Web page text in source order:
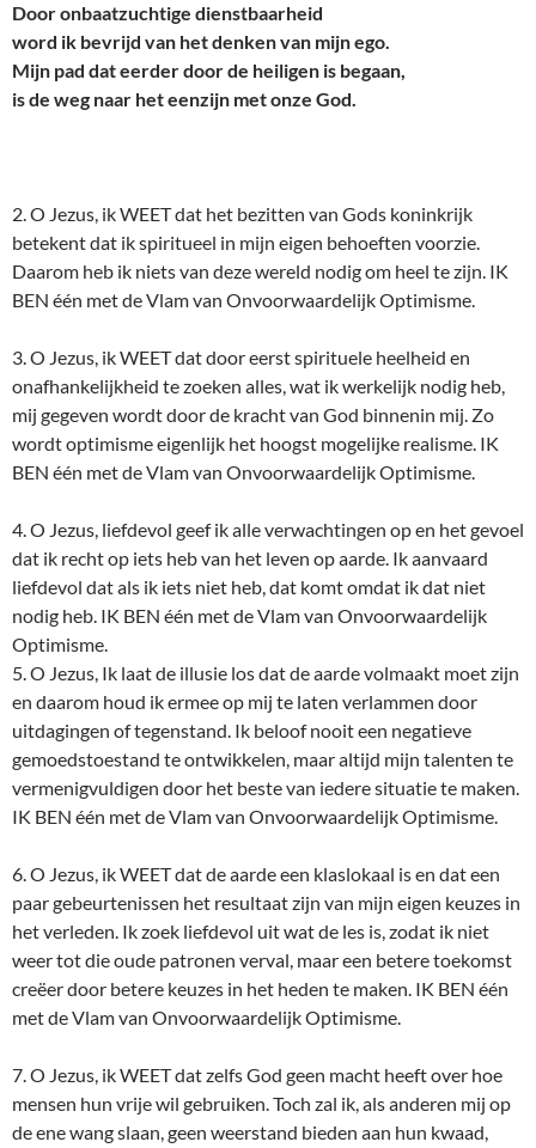
Door onbaatzuchtige dienstbaarheid
word ik bevrijd van het denken van mijn ego.
Mijn pad dat eerder door de heiligen is begaan,
is de weg naar het eenzijn met onze God.
2. O Jezus, ik WEET dat het bezitten van Gods koninkrijk
betekent dat ik spiritueel in mijn eigen behoeften voorzie.
Daarom heb ik niets van deze wereld nodig om heel te zijn. IK
BEN één met de Vlam van Onvoorwaardelijk Optimisme.
3. O Jezus, ik WEET dat door eerst spirituele heelheid en
onafhankelijkheid te zoeken alles, wat ik werkelijk nodig heb,
mij gegeven wordt door de kracht van God binnenin mij. Zo
wordt optimisme eigenlijk het hoogst mogelijke realisme. IK
BEN één met de Vlam van Onvoorwaardelijk Optimisme.
4. O Jezus, liefdevol geef ik alle verwachtingen op en het gevoel
dat ik recht op iets heb van het leven op aarde. Ik aanvaard
liefdevol dat als ik iets niet heb, dat komt omdat ik dat niet
nodig heb. IK BEN één met de Vlam van Onvoorwaardelijk
Optimisme.
5. O Jezus, Ik laat de illusie los dat de aarde volmaakt moet zijn
en daarom houd ik ermee op mij te laten verlammen door
uitdagingen of tegenstand. Ik beloof nooit een negatieve
gemoedstoestand te ontwikkelen, maar altijd mijn talenten te
vermenigvuldigen door het beste van iedere situatie te maken.
IK BEN één met de Vlam van Onvoorwaardelijk Optimisme.
6. O Jezus, ik WEET dat de aarde een klaslokaal is en dat een
paar gebeurtenissen het resultaat zijn van mijn eigen keuzes in
het verleden. Ik zoek liefdevol uit wat de les is, zodat ik niet
weer tot die oude patronen verval, maar een betere toekomst
creëer door betere keuzes in het heden te maken. IK BEN één
met de Vlam van Onvoorwaardelijk Optimisme.
7. O Jezus, ik WEET dat zelfs God geen macht heeft over hoe
mensen hun vrije wil gebruiken. Toch zal ik, als anderen mij op
de ene wang slaan, geen weerstand bieden aan hun kwaad,